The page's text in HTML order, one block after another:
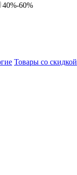
40%-60%
Товары со скидкой